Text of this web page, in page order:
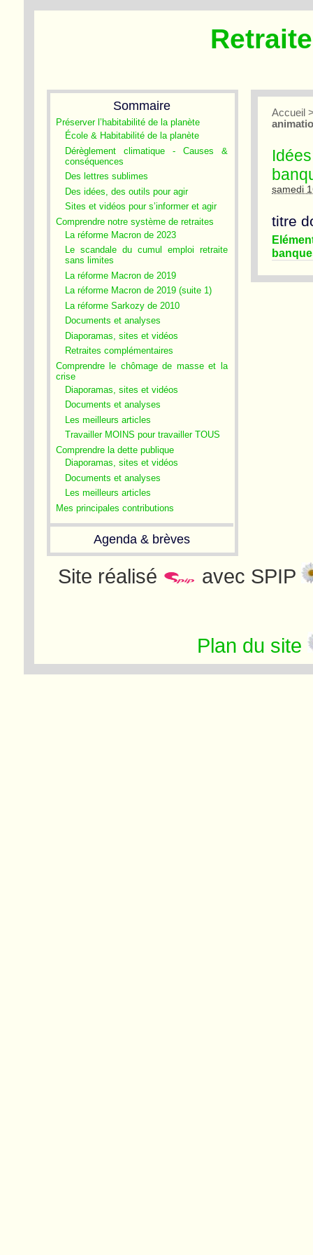
Sommaire
Préserver l’habitabilité de la planète
École & Habitabilité de la planète
Dérèglement climatique - Causes &
conséquences
Des lettres sublimes
Des idées, des outils pour agir
Sites et vidéos pour s’informer et agir
Comprendre notre système de retraites
La réforme Macron de 2023
Le scandale du cumul emploi retraite
sans limites
La réforme Macron de 2019
La réforme Macron de 2019 (suite 1)
La réforme Sarkozy de 2010
Documents et analyses
Diaporamas, sites et vidéos
Retraites complémentaires
Comprendre le chômage de masse et la
crise
Diaporamas, sites et vidéos
Documents et analyses
Les meilleurs articles
Travailler MOINS pour travailler TOUS
Comprendre la dette publique
Diaporamas, sites et vidéos
Documents et analyses
Les meilleurs articles
Mes principales contributions
Agenda & brèves
Accueil
samedi
titre
Site réalisé avec SPIP
Plan du site